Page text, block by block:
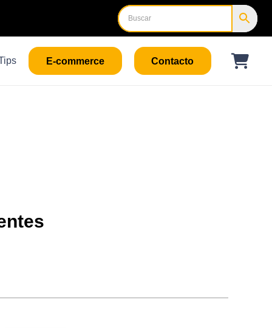
E-commerce Contacto